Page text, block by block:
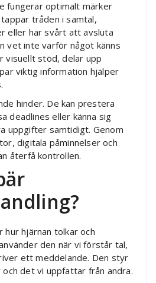
fungerar optimalt märker
tråden i samtal,
eller har svårt att avsluta
vet inte varför något känns
visuellt stöd, delar upp
viktig information hjälper
hinder. De kan prestera
deadlines eller känna sig
uppgifter samtidigt. Genom
digitala påminnelser och
återfå kontrollen.
hur hjärnan tolkar och
den när vi förstår tal,
ett meddelande. Den styr
det vi uppfattar från andra.